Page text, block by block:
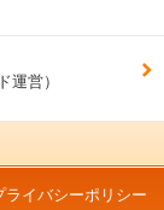
運営）
ライバシーポリシー